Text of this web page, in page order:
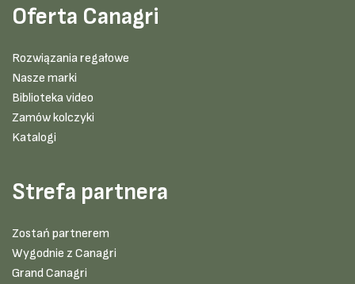
Oferta Canagri
Rozwiązania regałowe
Nasze marki
Biblioteka video
Zamów kolczyki
Katalogi
Strefa partnera
Zostań partnerem
Wygodnie z Canagri
Grand Canagri